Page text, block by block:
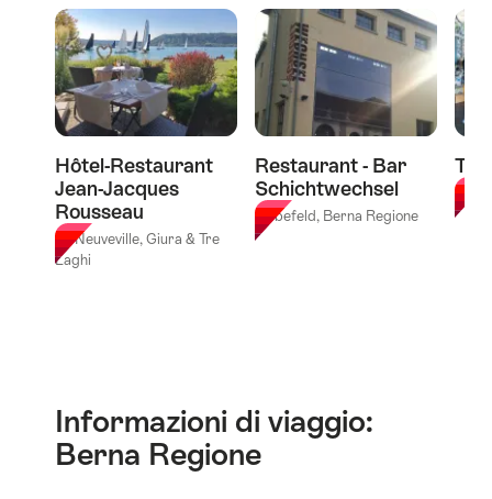
al
Grand
Hotel
Belvedere
di
Wengen"
30.10.2026
nel
Tipidorf"
Hôtel-Restaurant
Jean-Jacques
Rousseau
La Neuveville, Giura & Tre
Laghi
Restaurant - Bar
Schichtwechsel
Liebefeld, Berna Regione
Informazioni di viaggio:
Berna Regione